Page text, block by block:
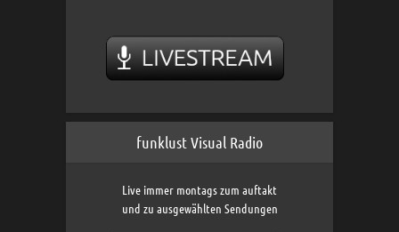
funklust Visual Radio
Live immer montags zum auftakt
und zu ausgewählten Sendungen